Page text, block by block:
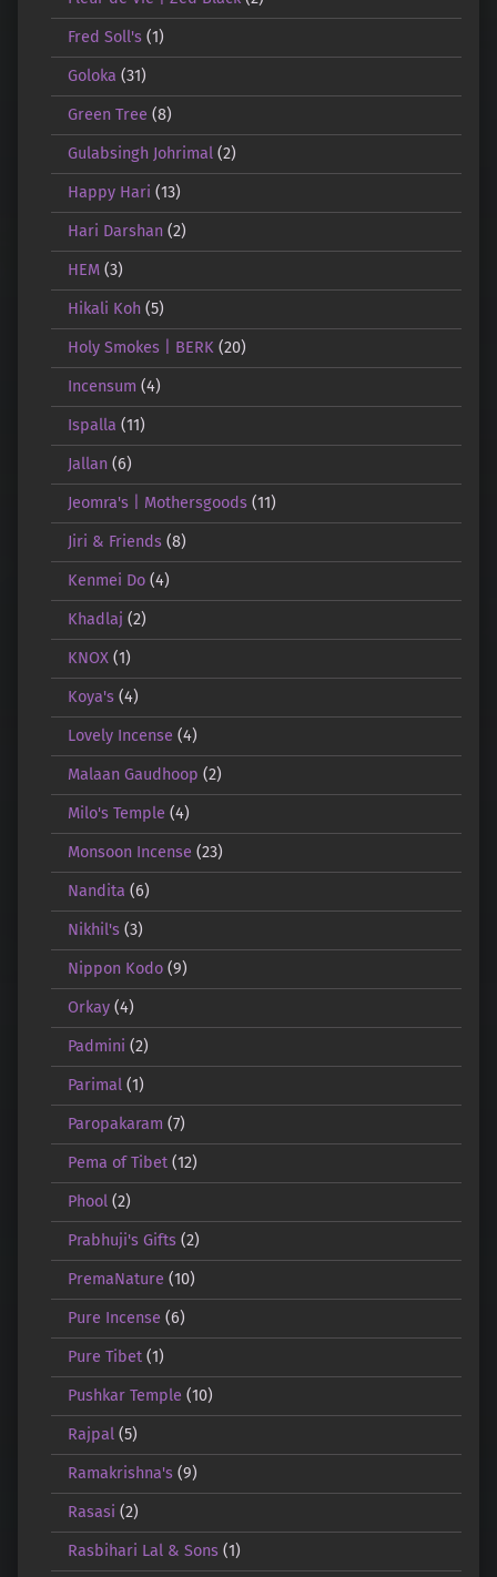
Fred Soll's(1)
Goloka (31)
Green Tree (8)
Gulabsingh Johrimal(2)
Happy Hari (13)
Hari Darshan(2)
HEM(3)
Hikali Koh(5)
Holy Smokes | BERK(20)
Incensum (4)
Ispalla (11)
Jallan(6)
Jeomra's | Mothersgoods(11)
Jiri & Friends(8)
Kenmei Do(4)
Khadlaj (2)
KNOX(1)
Koya's(4)
Lovely Incense (4)
Malaan Gaudhoop (2)
Milo's Temple (4)
Monsoon Incense (23)
Nandita (6)
Nikhil's(3)
Nippon Kodo(9)
Orkay(4)
Padmini (2)
Parimal(1)
Paropakaram (7)
Pema of Tibet(12)
Phool(2)
Prabhuji's Gifts(2)
PremaNature (10)
Pure Incense (6)
Pure Tibet(1)
Pushkar Temple (10)
Rajpal(5)
Ramakrishna's(9)
Rasasi (2)
Rasbihari Lal & Sons(1)